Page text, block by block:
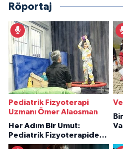
Röportaj
Pediatrik Fizyoterapi
Uzmanı Ömer Alaosman
Her Adım Bir Umut:
Pediatrik Fizyoterapiden
İlham Veren Hikâyeler